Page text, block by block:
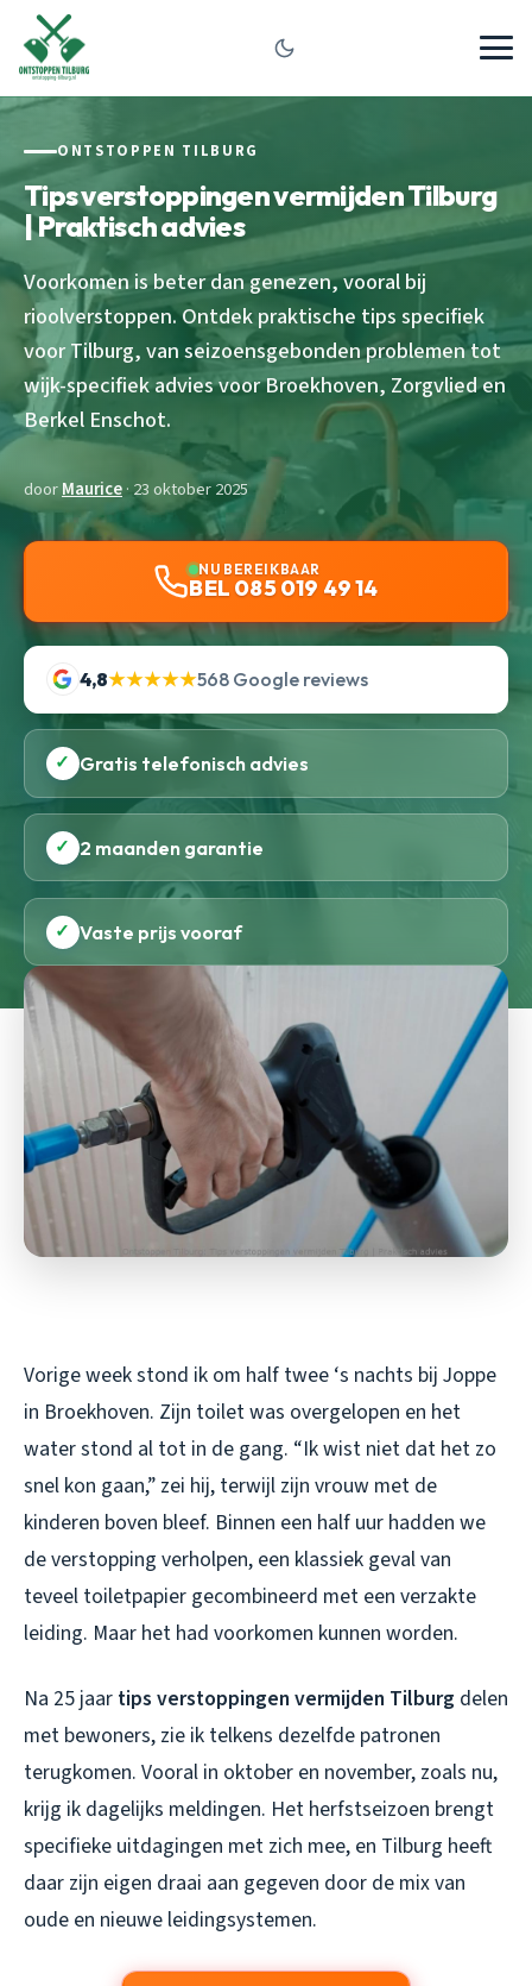
ONTSTOPPEN TILBURG
Tips verstoppingen vermijden Tilburg
| Praktisch advies
Voorkomen is beter dan genezen, vooral bij
rioolverstoppen. Ontdek praktische tips specifiek
voor Tilburg, van seizoensgebonden problemen tot
wijk-specifiek advies voor Broekhoven, Zorgvlied en
Berkel Enschot.
doorMaurice· 23 oktober 2025
NU BEREIKBAAR
BEL 085 019 49 14
4,8★★★★★568 Google reviews
✓ Gratis telefonisch advies
✓ 2 maanden garantie
✓ Vaste prijs vooraf
Vorige week stond ik om half twee ‘s nachts bij Joppe
in Broekhoven. Zijn toilet was overgelopen en het
water stond al tot in de gang. “Ik wist niet dat het zo
snel kon gaan,” zei hij, terwijl zijn vrouw met de
kinderen boven bleef. Binnen een half uur hadden we
de verstopping verholpen, een klassiek geval van
teveel toiletpapier gecombineerd met een verzakte
leiding. Maar het had voorkomen kunnen worden.
Na 25 jaar tips verstoppingen vermijden Tilburg delen
met bewoners, zie ik telkens dezelfde patronen
terugkomen. Vooral in oktober en november, zoals nu,
krijg ik dagelijks meldingen. Het herfstseizoen brengt
specifieke uitdagingen met zich mee, en Tilburg heeft
daar zijn eigen draai aan gegeven door de mix van
oude en nieuwe leidingsystemen.